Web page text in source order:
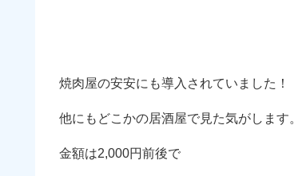
焼肉屋の安安にも導入されていました！
他にもどこかの居酒屋で見た気がします。
金額は2,000円前後で